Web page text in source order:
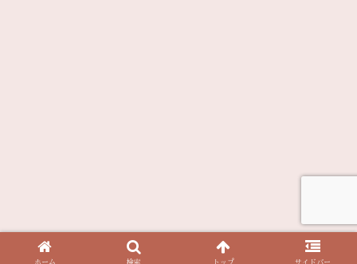
ホーム 検索 トップ サイドバー